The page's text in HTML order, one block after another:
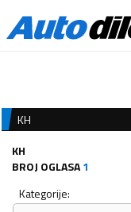
KH
KH
BROJ OGLASA1
Kategorije: